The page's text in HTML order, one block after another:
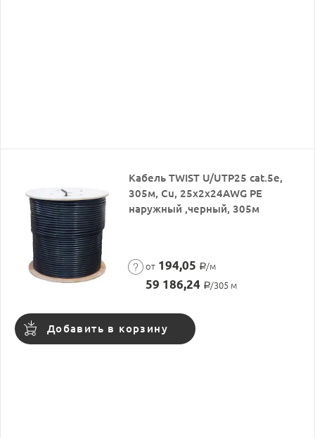
Кабель TWIST U/UTP25 cat.5e,
305м, Cu, 25x2x24AWG PE
наружный ,черный, 305м
от 194,05 Р/м
59 186,24 Р/305 м
Добавить в корзину